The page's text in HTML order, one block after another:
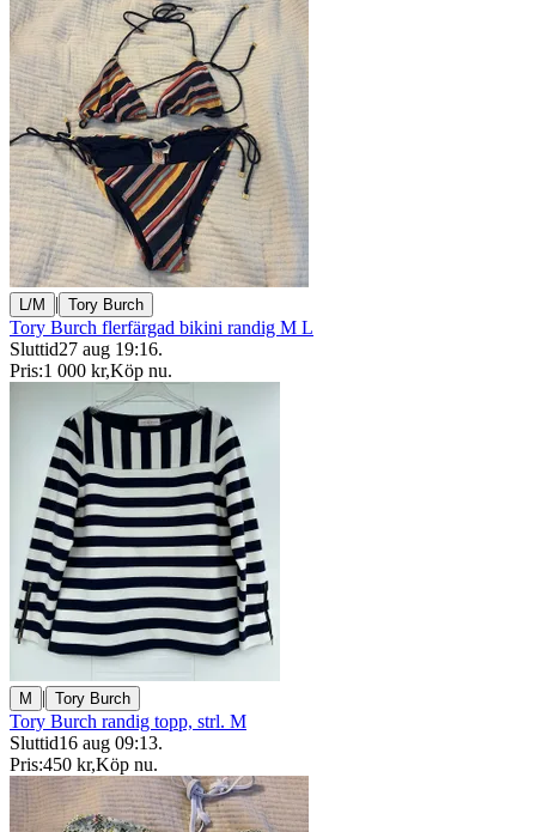
L/M | Tory Burch
Tory Burch flerfärgad bikini randig M L
Sluttid27 aug 19:16.
Pris:1 000 kr,Köp nu.
M | Tory Burch
Tory Burch randig topp, strl. M
Sluttid16 aug 09:13.
Pris:450 kr,Köp nu.